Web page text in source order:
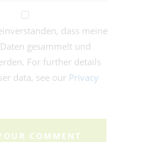
dass meine
gesammelt und
For further details
data, see our Privacy